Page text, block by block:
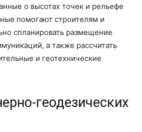
о высотах точек и рельефе
помогают строителям и
спланировать размещение
а также рассчитать
и геотехнические
геодезических